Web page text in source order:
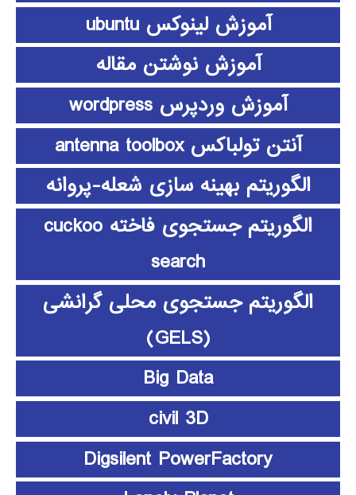
آموزش لینوکس ubuntu
آموزش نوشتن مقاله
آموزش وردپرس wordpress
آنتن تولباکس antenna toolbox
الگوریتم بهینه سازی شعله-پروانه
الگوریتم جستجوی فاخته cuckoo
search
الگوریتم جستجوی محلی گرانشی
(GELS)
Big Data
civil 3D
Digsilent PowerFactory